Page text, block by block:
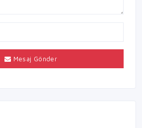
Mesaj Gönder